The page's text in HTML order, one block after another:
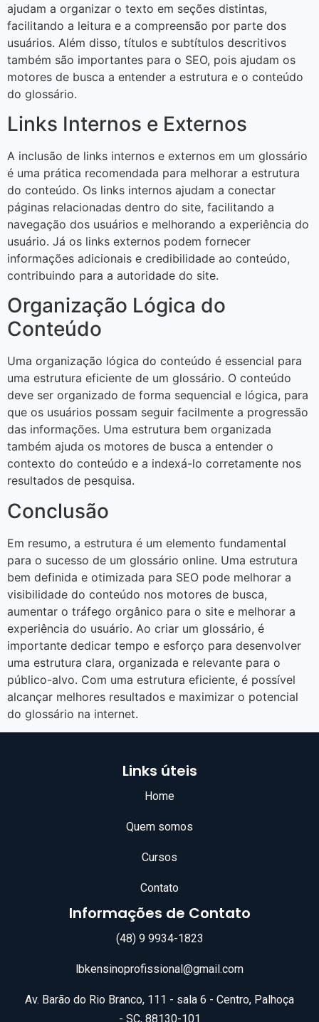
ajudam a organizar o texto em seções distintas,
facilitando a leitura e a compreensão por parte dos
usuários. Além disso, títulos e subtítulos descritivos
também são importantes para o SEO, pois ajudam os
motores de busca a entender a estrutura e o conteúdo
do glossário.
Links Internos e Externos
A inclusão de links internos e externos em um glossário
é uma prática recomendada para melhorar a estrutura
do conteúdo. Os links internos ajudam a conectar
páginas relacionadas dentro do site, facilitando a
navegação dos usuários e melhorando a experiência do
usuário. Já os links externos podem fornecer
informações adicionais e credibilidade ao conteúdo,
contribuindo para a autoridade do site.
Organização Lógica do
Conteúdo
Uma organização lógica do conteúdo é essencial para
uma estrutura eficiente de um glossário. O conteúdo
deve ser organizado de forma sequencial e lógica, para
que os usuários possam seguir facilmente a progressão
das informações. Uma estrutura bem organizada
também ajuda os motores de busca a entender o
contexto do conteúdo e a indexá-lo corretamente nos
resultados de pesquisa.
Conclusão
Em resumo, a estrutura é um elemento fundamental
para o sucesso de um glossário online. Uma estrutura
bem definida e otimizada para SEO pode melhorar a
visibilidade do conteúdo nos motores de busca,
aumentar o tráfego orgânico para o site e melhorar a
experiência do usuário. Ao criar um glossário, é
importante dedicar tempo e esforço para desenvolver
uma estrutura clara, organizada e relevante para o
público-alvo. Com uma estrutura eficiente, é possível
alcançar melhores resultados e maximizar o potencial
do glossário na internet.
Links úteis
Home
Quem somos
Cursos
Contato
Informações de Contato
(48) 9 9934-1823
lbkensinoprofissional@gmail.com
Av. Barão do Rio Branco, 111 - sala 6 - Centro, Palhoça
- SC, 88130-101